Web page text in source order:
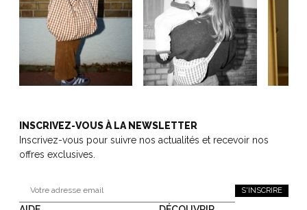
INSCRIVEZ-VOUS À LA NEWSLETTER
Inscrivez-vous pour suivre nos actualités et recevoir nos
offres exclusives.
S'INSCRIRE